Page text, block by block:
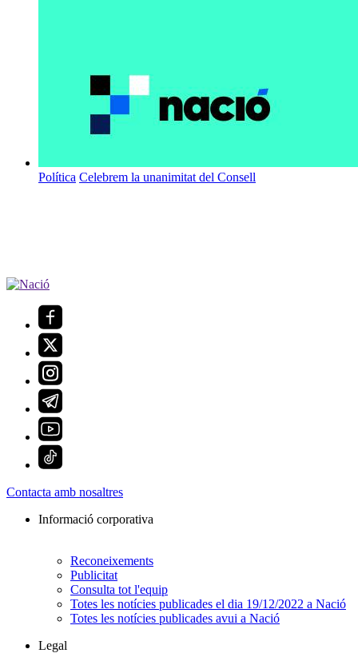
Política Celebrem la unanimitat del Consell
Contacta amb nosaltres
Informació corporativa
Reconeixements
Publicitat
Consulta tot l'equip
Totes les notícies publicades el dia 19/12/2022 a Nació
Totes les notícies publicades avui a Nació
Legal